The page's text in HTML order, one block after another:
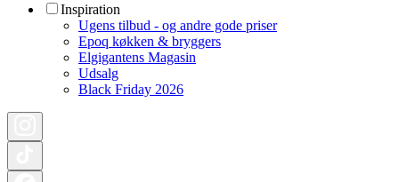
Inspiration
Ugens tilbud - og andre gode priser
Epoq køkken & bryggers
Elgigantens Magasin
Udsalg
Black Friday 2026